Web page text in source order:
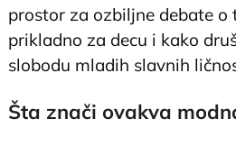
prostor za ozbiljne debate o
prikladno za decu i kako
slobodu mladih slavnih
Šta znači ovakva